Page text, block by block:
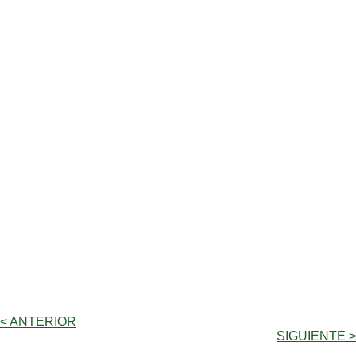
< ANTERIOR
SIGUIENTE >